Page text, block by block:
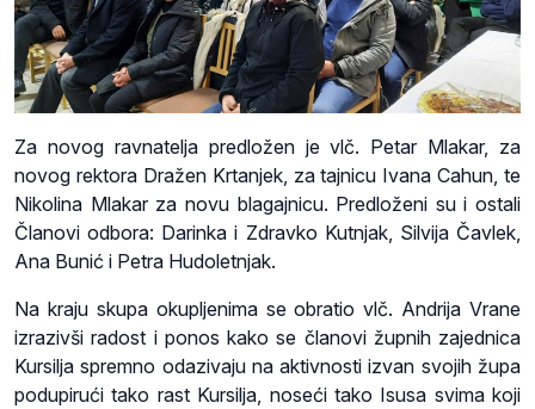
Za novog ravnatelja predložen je vlč. Petar Mlakar, za
novog rektora Dražen Krtanjek, za tajnicu Ivana Cahun, te
Nikolina Mlakar za novu blagajnicu. Predloženi su i ostali
Članovi odbora: Darinka i Zdravko Kutnjak, Silvija Čavlek,
Ana Bunić i Petra Hudoletnjak.
Na kraju skupa okupljenima se obratio vlč. Andrija Vrane
izrazivši radost i ponos kako se članovi župnih zajednica
Kursilja spremno odazivaju na aktivnosti izvan svojih župa
podupirući tako rast Kursilja, noseći tako Isusa svima koji